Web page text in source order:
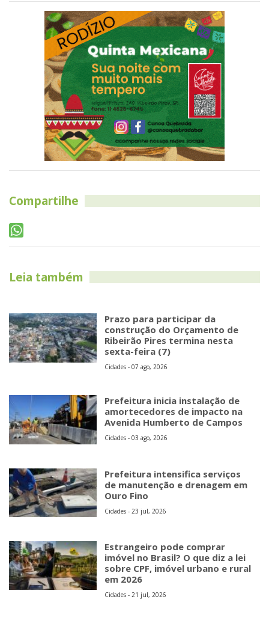
Compartilhe
Leia também
Prazo para participar da
construção do Orçamento de
Ribeirão Pires termina nesta
sexta-feira (7)
Cidades - 07 ago, 2026
Prefeitura inicia instalação de
amortecedores de impacto na
Avenida Humberto de Campos
Cidades - 03 ago, 2026
Prefeitura intensifica serviços
de manutenção e drenagem em
Ouro Fino
Cidades - 23 jul, 2026
Estrangeiro pode comprar
imóvel no Brasil? O que diz a lei
sobre CPF, imóvel urbano e rural
em 2026
Cidades - 21 jul, 2026